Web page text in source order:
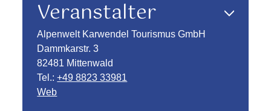
Veranstalter
Alpenwelt Karwendel Tourismus GmbH
Dammkarstr. 3
82481 Mittenwald
Tel.:+49 8823 33981
Web